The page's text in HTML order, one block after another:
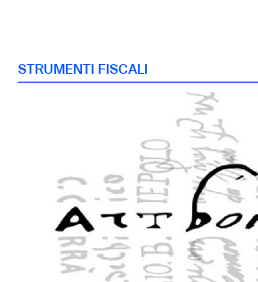
STRUMENTI FISCALI